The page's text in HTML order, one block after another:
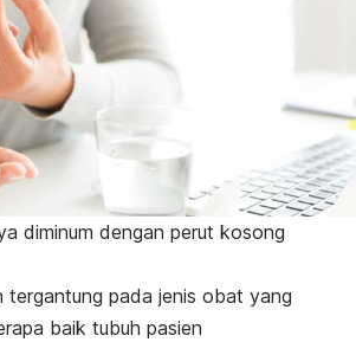
diminum dengan perut kosong
tergantung pada jenis obat yang
baik tubuh pasien